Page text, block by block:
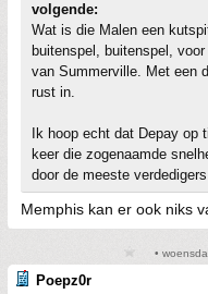
volgende:
Wat is die Malen een
buitenspel, buitenspel,
van Summerville. Met een
rust in.
Ik hoop echt dat Depay
keer die zogenaamde
door de meeste
Memphis kan er ook niks
•
Poepz0r